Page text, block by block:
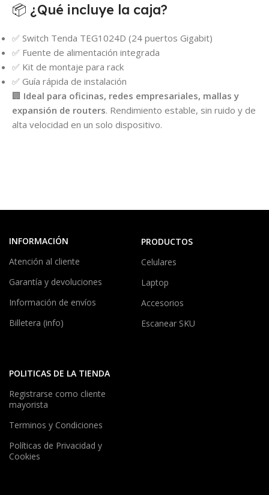
📦 ¿Qué incluye la caja?
✅ Switch Tenda TEG1024D (24 puertos Gigabit)
✅ Fuente de alimentación integrada
✅ Kit de montaje para rack
✅ Guía rápida de instalación
🏢 Ideal para oficinas, redes empresariales, mallas y
expansión de routers. Rendimiento estable, sin ruido y de
alta velocidad en un solo dispositivo.
INFORMACIÓN
Atención al cliente
Garantía y devoluciones
Información de envíos
Billetera (info)
PRODUCTOS
Celulares
Laptop
Accesorios
Escanear SKU
POLITICAS DE LA TIENDA
Registrarse como cliente
mayorista
Terminos y Condiciones
Políticas de Privacidad y
Cookies